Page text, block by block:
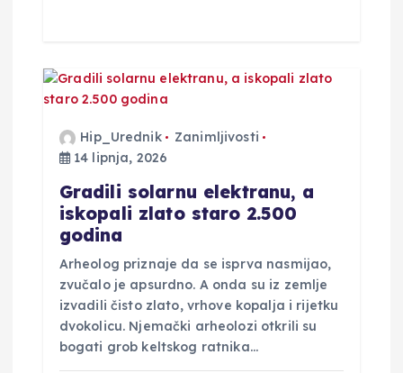
Hip_Urednik
Zanimljivosti
14 lipnja, 2026
Gradili solarnu elektranu, a
iskopali zlato staro 2.500
godina
Arheolog priznaje da se isprva nasmijao,
zvučalo je apsurdno. A onda su iz zemlje
izvadili čisto zlato, vrhove kopalja i rijetku
dvokolicu. Njemački arheolozi otkrili su
bogati grob keltskog ratnika…